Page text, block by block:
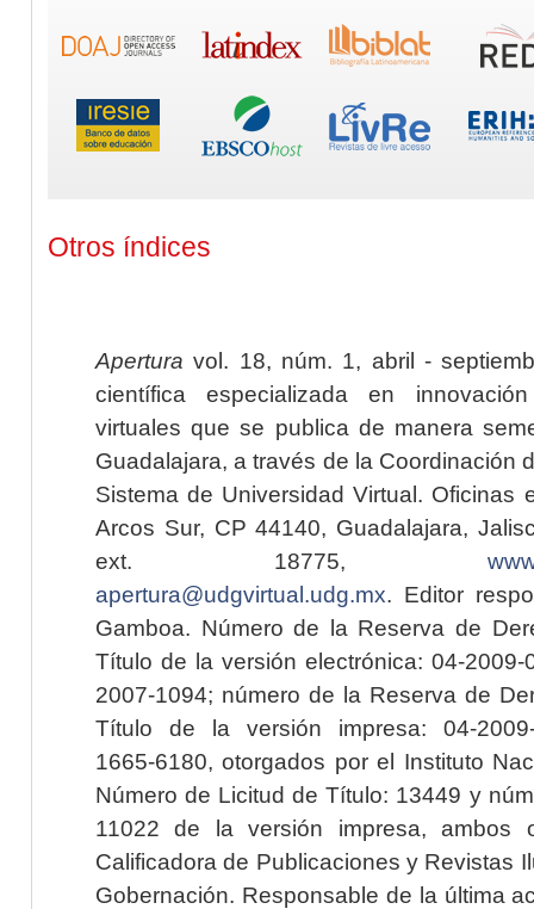
Otros índices
Apertura vol. 18, núm. 1, abril -
científica especializada en
virtuales que se publica de manera
Guadalajara, a través de la Coordinación
Sistema de Universidad Virtual. Oficinas
Arcos Sur, CP 44140, Guadalajara,
ext. 18775,
apertura@udgvirtual.udg.mx. Editor
Gamboa. Número de la Reserva de
Título de la versión electrónica: 04-2009-
2007-1094; número de la Reserva de
Título de la versión impresa: 04-2009-
1665-6180, otorgados por el Instituto
Número de Licitud de Título: 13449 y
11022 de la versión impresa, ambos
Calificadora de Publicaciones y Revistas
Gobernación. Responsable de la última